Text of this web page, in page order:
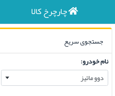
چارچرخ کالا
جستجوی سریع
نام خودرو:
دوو ماتیز